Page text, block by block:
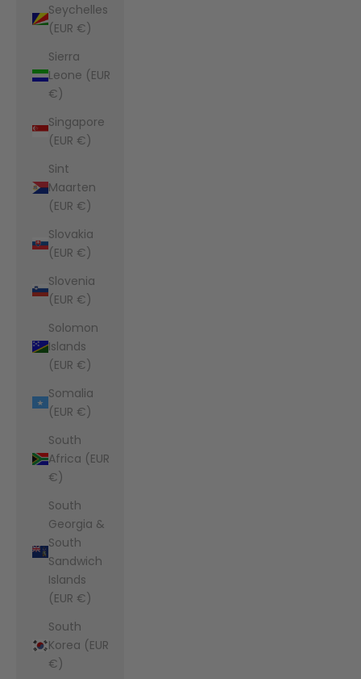
Seychelles
(EUR €)
Sierra
Leone (EUR
€)
Singapore
(EUR €)
Sint
Maarten
(EUR €)
Slovakia
(EUR €)
Slovenia
(EUR €)
Solomon
Islands
(EUR €)
Somalia
(EUR €)
South
Africa (EUR
€)
South
Georgia &
South
Sandwich
Islands
(EUR €)
South
Korea (EUR
€)